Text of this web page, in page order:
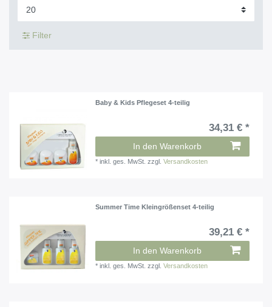
Filter
Baby & Kids Pflegeset 4-teilig
34,31 € *
In den Warenkorb
*inkl. ges. MwSt. zzgl.Versandkosten
Summer Time Kleingrößenset 4-teilig
39,21 € *
In den Warenkorb
*inkl. ges. MwSt. zzgl.Versandkosten